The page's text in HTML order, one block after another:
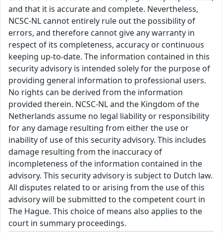
and that it is accurate and complete. Nevertheless,
NCSC-NL cannot entirely rule out the possibility of
errors, and therefore cannot give any warranty in
respect of its completeness, accuracy or continuous
keeping up-to-date. The information contained in this
security advisory is intended solely for the purpose of
providing general information to professional users.
No rights can be derived from the information
provided therein. NCSC-NL and the Kingdom of the
Netherlands assume no legal liability or responsibility
for any damage resulting from either the use or
inability of use of this security advisory. This includes
damage resulting from the inaccuracy of
incompleteness of the information contained in the
advisory. This security advisory is subject to Dutch law.
All disputes related to or arising from the use of this
advisory will be submitted to the competent court in
The Hague. This choice of means also applies to the
court in summary proceedings.